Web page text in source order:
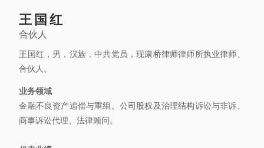
王国红
合伙人
王国红，男，汉族，中共党员，现康桥律师律师所执业律师、
合伙人。
业务领域
金融不良资产追偿与重组、公司股权及治理结构诉讼与非诉、
商事诉讼代理、法律顾问。